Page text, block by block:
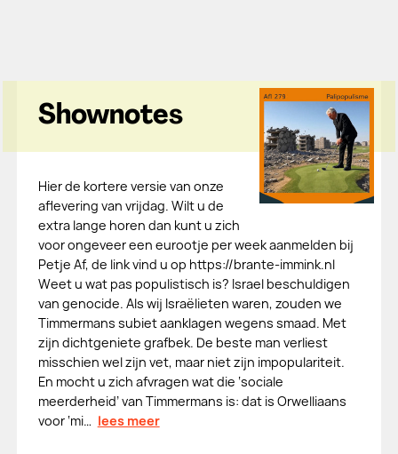
Shownotes
Hier de kortere versie van onze
aflevering van vrijdag. Wilt u de
extra lange horen dan kunt u zich
voor ongeveer een eurootje per week aanmelden bij
Petje Af, de link vind u op https://brante-immink.nl
Weet u wat pas populistisch is? Israel beschuldigen
van genocide. Als wij Israëlieten waren, zouden we
Timmermans subiet aanklagen wegens smaad. Met
zijn dichtgeniete grafbek. De beste man verliest
misschien wel zijn vet, maar niet zijn impopulariteit.
En mocht u zich afvragen wat die ‘sociale
meerderheid’ van Timmermans is: dat is Orwelliaans
voor ‘mi… lees meer